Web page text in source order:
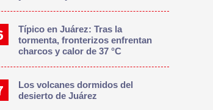
Típico en Juárez: Tras la
tormenta, fronterizos enfrentan
charcos y calor de 37 °C
Los volcanes dormidos del
desierto de Juárez